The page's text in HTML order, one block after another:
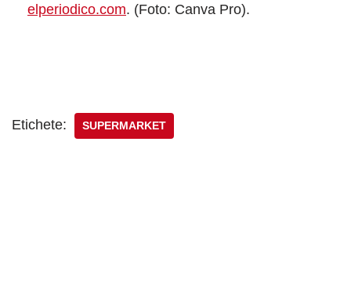
elperiodico.com. (Foto: Canva Pro).
Etichete: SUPERMARKET